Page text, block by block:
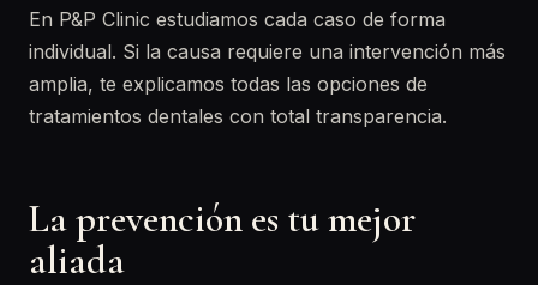
En P&P Clinic estudiamos cada caso de forma
individual. Si la causa requiere una intervención más
amplia, te explicamos todas las opciones de
tratamientos dentales con total transparencia.
La prevención es tu mejor
aliada